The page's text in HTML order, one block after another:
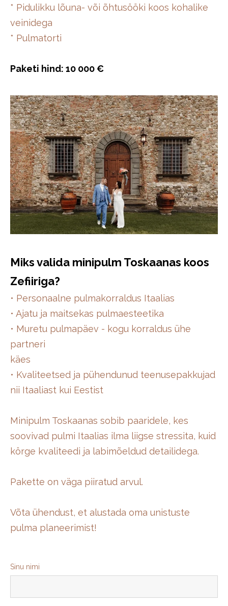
* Pidulikku lõuna- või õhtusööki koos kohalike
veinidega
* Pulmatorti
Paketi hind: 10 000 €
Miks valida minipulm Toskaanas koos
Zefiiriga?
• Personaalne pulmakorraldus Itaalias
• Ajatu ja maitsekas pulmaesteetika
• Muretu pulmapäev - kogu korraldus ühe
partneri
käes
• Kvaliteetsed ja pühendunud teenusepakkujad
nii Itaaliast kui Eestist
Minipulm Toskaanas sobib paaridele, kes
soovivad pulmi Itaalias ilma liigse stressita, kuid
körge kvaliteedi ja labimõeldud detailidega.
Pakette on väga piiratud arvul.
Võta ühendust, et alustada oma unistuste
pulma planeerimist!
Sinu nimi